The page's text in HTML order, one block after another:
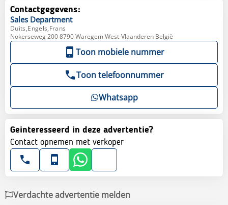
Contactgegevens:
Sales Department
Duits,Engels,Frans
Nokerseweg 200 8790 Waregem West-Vlaanderen België
Toon mobiele nummer
Toon telefoonnummer
Whatsapp
Geinteresseerd in deze advertentie?
Contact opnemen met verkoper
Verdachte advertentie melden